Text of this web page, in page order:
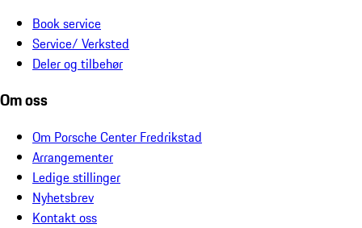
Book service
Service/ Verksted
Deler og tilbehør
Om oss
Om Porsche Center Fredrikstad
Arrangementer
Ledige stillinger
Nyhetsbrev
Kontakt oss